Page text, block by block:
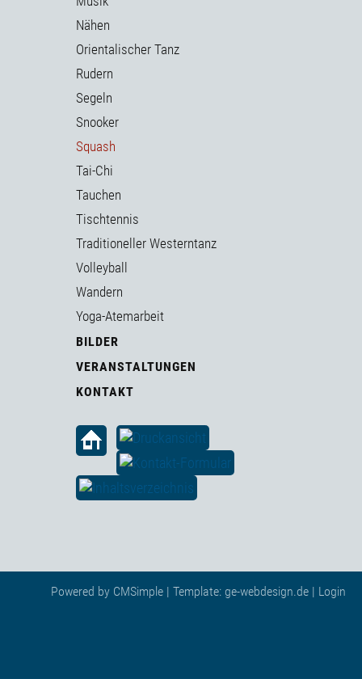
Nähen
Orientalischer Tanz
Rudern
Segeln
Snooker
Squash
Tai-Chi
Tauchen
Tischtennis
Traditioneller Westerntanz
Volleyball
Wandern
Yoga-Atemarbeit
BILDER
VERANSTALTUNGEN
KONTAKT
Powered by CMSimple | Template: ge-webdesign.de | Login